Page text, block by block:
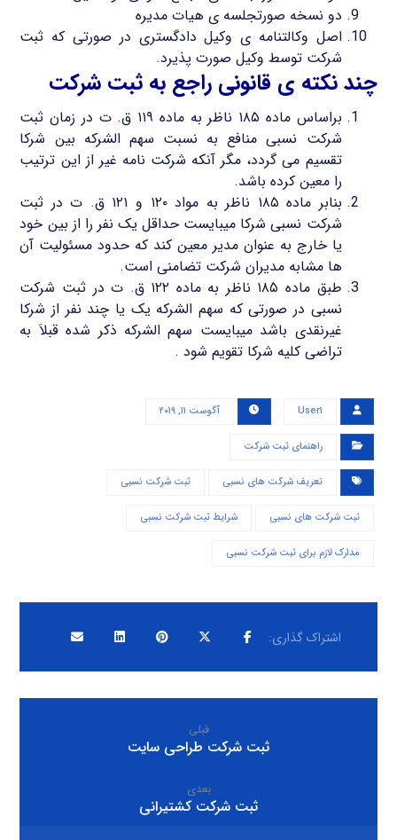
دو نسخه صورتجلسه ی هیات مدیره
اصل وکالتنامه ی وکیل دادگستری در صورتی که ثبت
شرکت توسط وکیل صورت پذیرد.
چند نکته ی قانونی راجع به ثبت شرکت
براساس ماده ۱۸۵ ناظر به ماده ۱۱۹ ق. ت در زمان ثبت
شرکت نسبی منافع به نسبت سهم الشرکه بین شرکا
تقسیم می گردد، مگر آنکه شرکت نامه غیر از این ترتیب
را معین کرده باشد.
بنابر ماده ۱۸۵ ناظر به مواد ۱۲۰ و ۱۲۱ ق. ت در ثبت
شرکت نسبی شرکا میبایست حداقل یک نفر را از بین خود
یا خارج به عنوان مدیر معین کند که حدود مسئولیت آن
ها مشابه مدیران شرکت تضامنی است.
طبق ماده ۱۸۵ ناظر به ماده ۱۲۲ ق. ت در ثبت شرکت
نسبی در صورتی که سهم الشرکه یک یا چند نفر از شرکا
غیرنقدی باشد میبایست سهم الشرکه ذکر شده قبلاَ به
تراضی کلیه شرکا تقویم شود .
User۱ آگوست ۱۱, ۲۰۱۹
راهنمای ثبت شرکت
تعریف شرکت های نسبی ثبت شرکت نسبی
ثبت شرکت های نسبی شرایط ثبت شرکت نسبی
مدارک لازم برای ثبت شرکت نسبی
قبلی
ثبت شرکت طراحی سایت
بعدی
ثبت شرکت کشتیرانی